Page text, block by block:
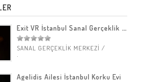
Exit VR İstanbul Sanal Gerçeklik Merkezi
SANAL GERÇEKLİK MERKEZİ /
Agelidis Ailesi İstanbul Korku Evi